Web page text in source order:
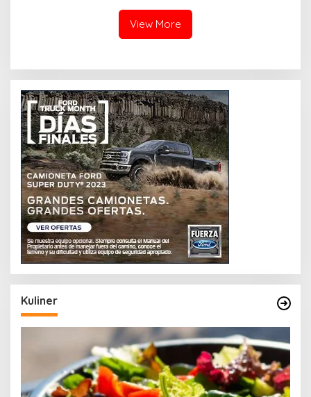
View More
Kuliner